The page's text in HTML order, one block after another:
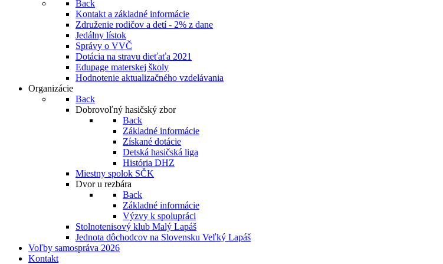
Back
Kontakt a základné informácie
Združenie rodičov a detí - 2% z dane
Jedálny lístok
Správy o VVČ
Dotácia na stravu dieťaťa 2021
Edupage materskej školy
Hodnotenie aktualizačného vzdelávania
Organizácie
Back
Dobrovoľný hasičský zbor
Back
Základné informácie
Získané dotácie
Detská hasičská liga
História DHZ
Miestny spolok SČK
Dvor u rezbára
Back
Základné informácie
Výzvy k spolupráci
Stolnotenisový klub Malý Lapáš
Jednota dôchodcov na Slovensku Veľký Lapáš
Voľby samospráva 2026
Kontakt